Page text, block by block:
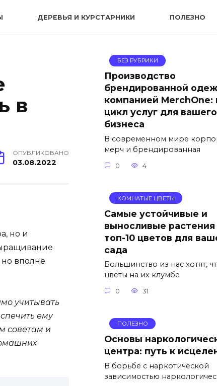
ДЕРЕВЬЯ И КУРСТАРНИКИ ПОЛЕЗНО
в
ОПУБЛИКОВАНО
03.08.2022
но и
вполне
учитывать
ему
советам и
БЕЗ РУБРИКИ
Производство
брендированной
компанией MerchOne:
цикл услуг для вашего
бизнеса
В современном мире
мерч и брендированная
0 4
КОМНАТЫЕ ЦВЕТЫ
Самые устойчивые и
выносливые
топ-10 цветов для
сада
Большинство из нас хотят,
цветы на их клумбе
0 31
ПОЛЕЗНО
Основы
центра: путь к
В борьбе с наркотической
зависимостью